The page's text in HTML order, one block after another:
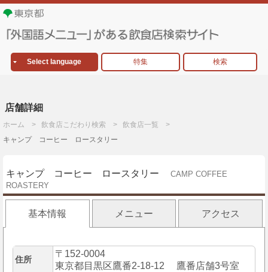
Select language 特集 検索
店舗詳細
ホーム 飲食店こだわり検索
飲食店一覧
キャンプ コーヒー ロースタリー
キャンプ コーヒー ロースタリー
CAMP COFFEE
ROASTERY
基本情報 メニュー アクセス
住所
〒152-0004
東京都目黒区鷹番2-18-12 鷹番店舗3号室